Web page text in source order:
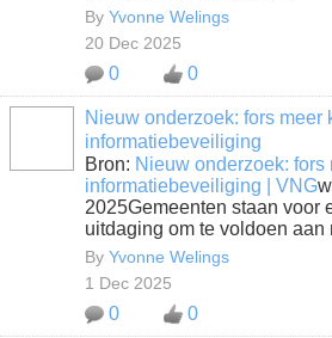
By Yvonne Welings
20 Dec 2025
0 0
Nieuw onderzoek: fors meer
informatiebeveiliging
Bron: Nieuw onderzoek: fors
informatiebeveiliging | VNG
2025Gemeenten staan voor
uitdaging om te voldoen
By Yvonne Welings
1 Dec 2025
0 0